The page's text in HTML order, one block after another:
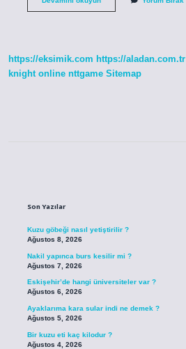
https://eksimik.com https://aladan.com.tr
knight online nttgame Sitemap
Son Yazılar
Kuzu göbeği nasıl yetiştirilir ?
Ağustos 8, 2026
Nakil yapınca burs kesilir mi ?
Ağustos 7, 2026
Eskişehir’de hangi üniversiteler var ?
Ağustos 6, 2026
Ayaklarıma kara sular indi ne demek ?
Ağustos 5, 2026
Bir kuzu eti kaç kilodur ?
Ağustos 4, 2026